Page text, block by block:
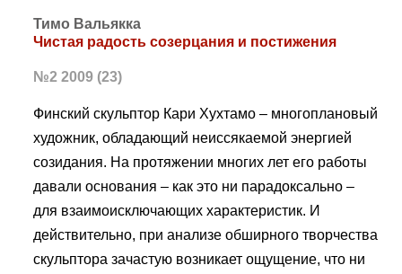
Тимо Вальякка
Чистая радость созерцания и постижения
№2 2009 (23)
Финский скульптор Кари Хухтамо – многоплановый
художник, обладающий неиссякаемой энергией
созидания. На протяжении многих лет его работы
давали основания – как это ни парадоксально –
для взаимоисключающих характеристик. И
действительно, при анализе обширного творчества
скульптора зачастую возникает ощущение, что ни